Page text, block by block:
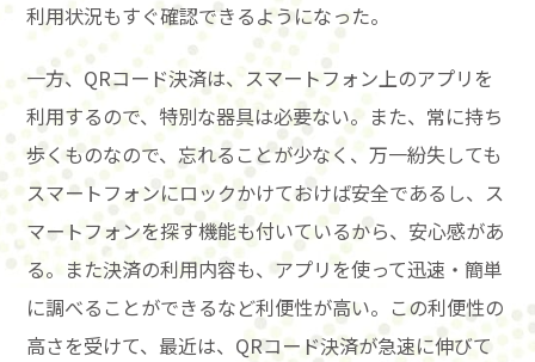
利用状況もすぐ確認できるようになった。
一方、QRコード決済は、スマートフォン上のアプリを
利用するので、特別な器具は必要ない。また、常に持ち
歩くものなので、忘れることが少なく、万一紛失しても
スマートフォンにロックかけておけば安全であるし、ス
マートフォンを探す機能も付いているから、安心感があ
る。また決済の利用内容も、アプリを使って迅速・簡単
に調べることができるなど利便性が高い。この利便性の
高さを受けて、最近は、QRコード決済が急速に伸びて